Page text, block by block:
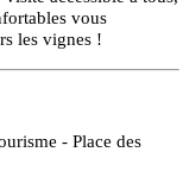
vous
les vignes !
- Place des